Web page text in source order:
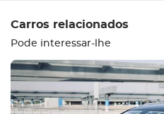
Carros relacionados
Pode interessar-lhe